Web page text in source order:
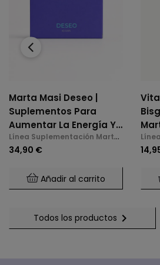
Marta Masi Deseo |
Suplementos Para
Aumentar La Energía Y
La Libido En La
Menopausia
Línea Suplementación Marta
Masi
34,90 €
Añadir al carrito
Masi
‹
Todos los productos 